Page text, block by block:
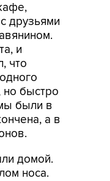
друзьями
и
что
но быстро
были в
а в
домой.
носа.